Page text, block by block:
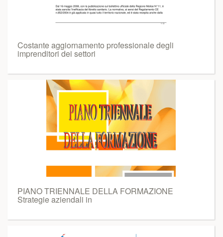
Costante aggiornamento professionale degli
imprenditori dei settori
PIANO TRIENNALE DELLA FORMAZIONE
Strategie aziendali in